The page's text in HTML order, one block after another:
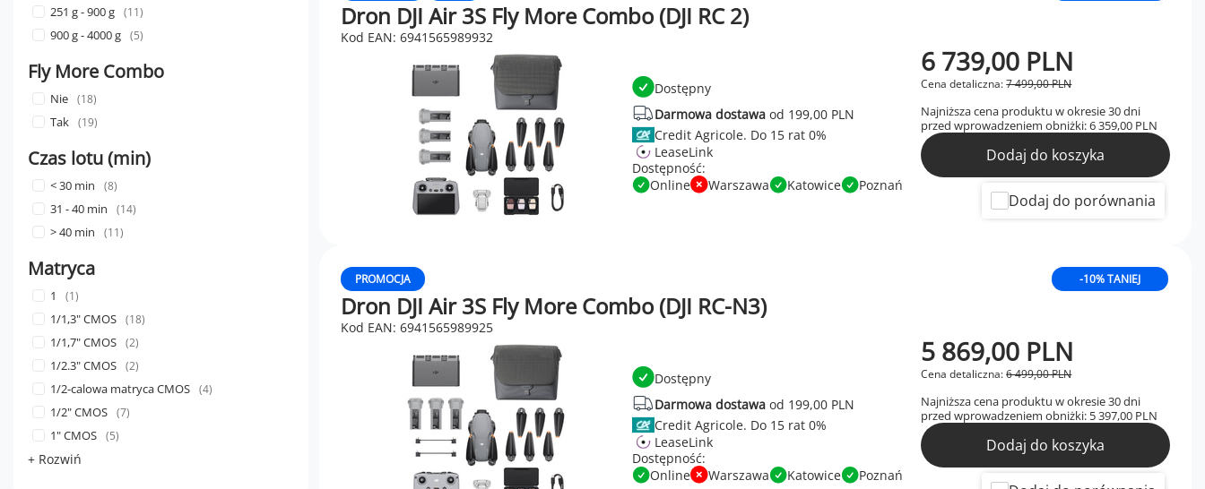
251 g - 900 g 11
900 g - 4000 g 5
Fly More Combo
Nie 18
Tak 19
Czas lotu (min)
< 30 min 8
31 - 40 min 14
> 40 min 11
Matryca
1 1
1/1,3" CMOS 18
1/1,7" CMOS 2
1/2.3" CMOS 2
1/2-calowa matryca CMOS 4
1/2" CMOS 7
1" CMOS 5
+ Rozwiń
Dron DJI Air 3S Fly More Combo (DJI RC 2)
Kod EAN: 6941565989932
Dostępny
Darmowa dostawaod 199,00 PLN
Credit Agricole.
LeaseLink
Dostępność:
Online
Warszawa Katowice Poznań
Cena detaliczna:7 499,00 PLN
6 739,00 PLN
Najniższa cena produktu w okresie 30 dni
przed wprowadzeniem obniżki:6 359,00 PLN
Dodaj do koszyka
Dodaj do porównania
PROMOCJA -10% TANIEJ
Dron DJI Air 3S Fly More Combo (DJI RC-N3)
Kod EAN: 6941565989925
Dostępny
Darmowa dostawaod 199,00 PLN
Credit Agricole.
LeaseLink
Dostępność:
Online
Warszawa Katowice Poznań
Cena detaliczna:6 499,00 PLN
5 869,00 PLN
Najniższa cena produktu w okresie 30 dni
przed wprowadzeniem obniżki: 5 397,00 PLN
Dodaj do koszyka